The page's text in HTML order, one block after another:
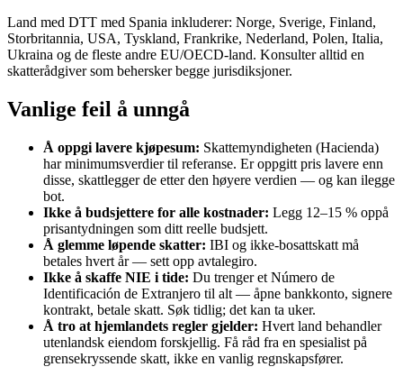
Land med DTT med Spania inkluderer: Norge, Sverige, Finland,
Storbritannia, USA, Tyskland, Frankrike, Nederland, Polen, Italia,
Ukraina og de fleste andre EU/OECD-land. Konsulter alltid en
skatterådgiver som behersker begge jurisdiksjoner.
Vanlige feil å unngå
Å oppgi lavere kjøpesum: Skattemyndigheten (Hacienda)
har minimumsverdier til referanse. Er oppgitt pris lavere enn
disse, skattlegger de etter den høyere verdien — og kan ilegge
bot.
Ikke å budsjettere for alle kostnader: Legg 12–15 % oppå
prisantydningen som ditt reelle budsjett.
Å glemme løpende skatter: IBI og ikke-bosattskatt må
betales hvert år — sett opp avtalegiro.
Ikke å skaffe NIE i tide: Du trenger et Número de
Identificación de Extranjero til alt — åpne bankkonto, signere
kontrakt, betale skatt. Søk tidlig; det kan ta uker.
Å tro at hjemlandets regler gjelder: Hvert land behandler
utenlandsk eiendom forskjellig. Få råd fra en spesialist på
grensekryssende skatt, ikke en vanlig regnskapsfører.